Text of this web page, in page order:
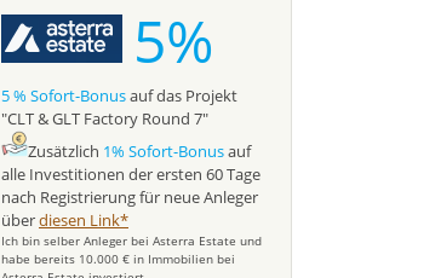
5%
5 % Sofort-Bonusauf das Projekt
"CLT & GLT Factory Round 7"
Zusätzlich 1% Sofort-Bonusauf
alle Investitionen der ersten 60 Tage
nach Registrierung für neue Anleger
überdiesen Link*
Ich bin selber Anleger bei Asterra Estate und
habe bereits 10.000 € in Immobilien bei